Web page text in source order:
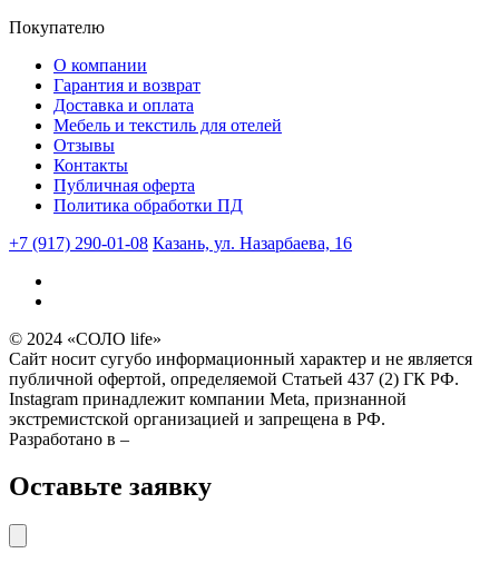
Покупателю
О компании
Гарантия и возврат
Доставка и оплата
Мебель и текстиль для отелей
Отзывы
Контакты
Публичная оферта
Политика обработки ПД
+7 (917) 290-01-08 Казань, ул. Назарбаева, 16
© 2024 «СОЛО life»
Сайт носит сугубо информационный характер и не является
публичной офертой, определяемой Статьей 437 (2) ГК РФ.
Instagram принадлежит компании Meta, признанной
экстремистской организацией и запрещена в РФ.
Разработано в –
Оставьте заявку